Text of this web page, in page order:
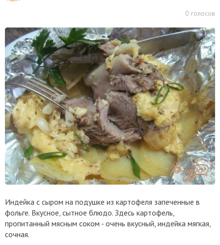
0 голосов
Индейка с сыром на подушке из картофеля запеченные в
фольге. Вкусное, сытное блюдо. Здесь картофель,
пропитанный мясным соком - очень вкусный, индейка мягкая,
сочная.